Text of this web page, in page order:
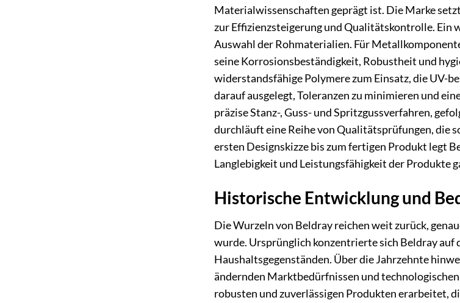
Materialwissenschaften geprägt ist. Die Marke
zur Effizienzsteigerung und Qualitätskontrolle.
Auswahl der Rohmaterialien. Für
seine Korrosionsbeständigkeit, Robustheit und
widerstandsfähige Polymere zum Einsatz, die UV-
darauf ausgelegt, Toleranzen zu minimieren und
präzise Stanz-, Guss- und Spritzgussverfahren,
durchläuft eine Reihe von Qualitätsprüfungen, die
ersten Designskizze bis zum fertigen Produkt legt
Langlebigkeit und Leistungsfähigkeit der Produkte
Historische Entwicklung und
Die Wurzeln von Beldray reichen weit zurück,
wurde. Ursprünglich konzentrierte sich Beldray
Haushaltsgegenständen. Über die Jahrzehnte
ändernden Marktbedürfnissen und
robusten und zuverlässigen Produkten erarbeitet,